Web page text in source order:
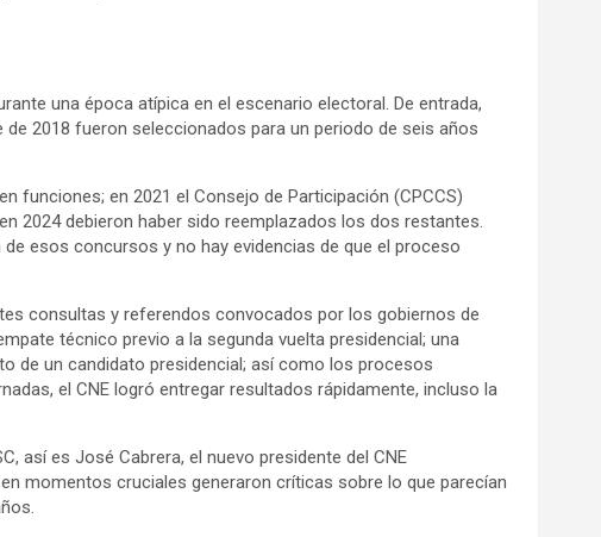
una época atípica en el escenario electoral. De entrada,
2018 fueron seleccionados para un periodo de seis años
funciones; en 2021 el Consejo de Participación (CPCCS)
2024 debieron haber sido reemplazados los dos restantes.
esos concursos y no hay evidencias de que el proceso
consultas y referendos convocados por los gobiernos de
técnico previo a la segunda vuelta presidencial; una
de un candidato presidencial; así como los procesos
el CNE logró entregar resultados rápidamente, incluso la
así es José Cabrera, el nuevo presidente del CNE
momentos cruciales generaron críticas sobre lo que parecían